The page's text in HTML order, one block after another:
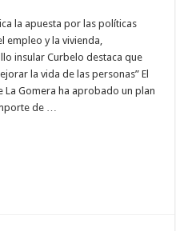
la apuesta por las políticas
empleo y la vivienda,
insular Curbelo destaca que
la vida de las personas” El
Gomera ha aprobado un plan
de …